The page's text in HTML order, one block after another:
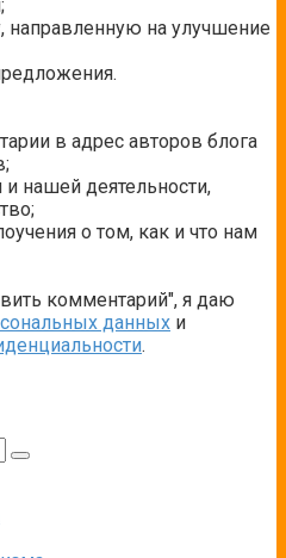
направленную на улучшение
в адрес авторов блога
нашей деятельности,
о том, как и что нам
комментарий", я даю
данных и
.